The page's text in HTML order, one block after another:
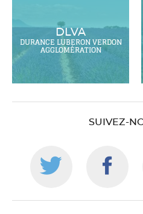
DLVA
DURANCE LUBERON VERDON
AGGLOMÉRATION
SUIVEZ-
Suivez-